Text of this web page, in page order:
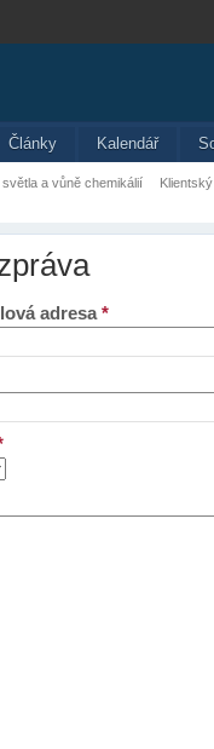
Články Kalendář
a vůně chemikálií
adresa*